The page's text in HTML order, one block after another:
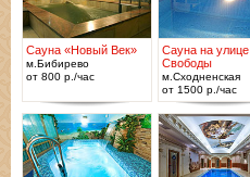
Сауна «Новый Век»
м.Бибирево
от 800 р./час
Сауна на улице
Свободы
м.Сходненская
от 1500 р./час